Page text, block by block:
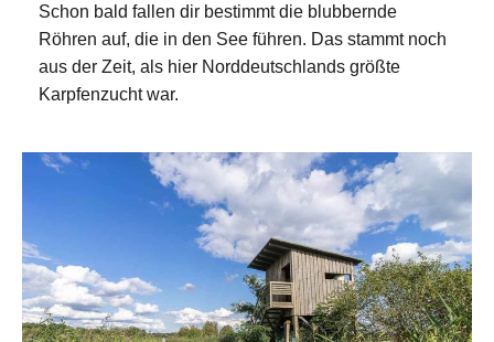
Schon bald fallen dir bestimmt die blubbernde
Röhren auf, die in den See führen. Das stammt noch
aus der Zeit, als hier Norddeutschlands größte
Karpfenzucht war.